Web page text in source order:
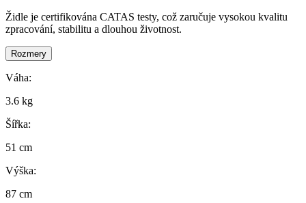
Židle je certifikována CATAS testy, což zaručuje vysokou kvalitu
zpracování, stabilitu a dlouhou životnost.
Rozmery
Váha:
3.6 kg
Šířka:
51 cm
Výška:
87 cm